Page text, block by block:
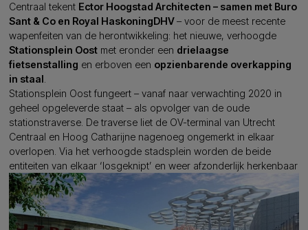
Centraal tekent Ector Hoogstad Architecten – samen met Buro
Sant & Co en Royal HaskoningDHV– voor de meest recente
wapenfeiten van de herontwikkeling: het nieuwe, verhoogde
Stationsplein Oost met eronder een drielaagse
fietsenstalling en erboven een opzienbarende overkapping
in staal
Stationsplein Oost fungeert – vanaf naar verwachting 2020 in
geheel opgeleverde staat – als opvolger van de oude
stationstraverse. De traverse liet de OV-terminal van Utrecht
Centraal en Hoog Catharijne nagenoeg ongemerkt in elkaar
overlopen. Via het verhoogde stadsplein worden de beide
entiteiten van elkaar ‘losgeknipt’ en weer afzonderlijk herkenbaar